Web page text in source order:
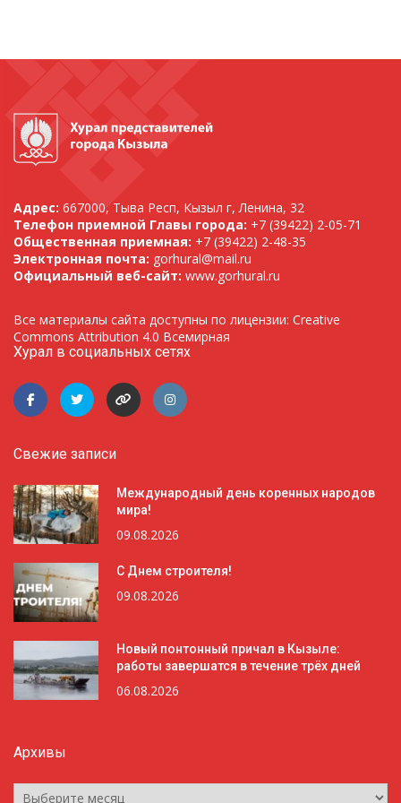
Адрес: 667000, Тыва Респ, Кызыл г, Ленина, 32
Телефон приемной Главы города: +7 (39422) 2-05-71
Общественная приемная: +7 (39422) 2-48-35
Электронная почта: gorhural@mail.ru
Официальный веб-сайт: www.gorhural.ru
Все материалы сайта доступны по лицензии: Creative
Commons Attribution 4.0 Всемирная
Хурал в социальных сетях
Свежие записи
Международный день коренных народов
мира!
09.08.2026
С Днем строителя!
09.08.2026
Новый понтонный причал в Кызыле:
работы завершатся в течение трёх дней
06.08.2026
Архивы
Архивы